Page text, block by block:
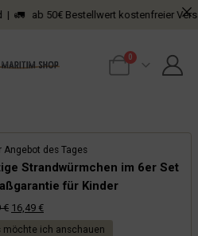
50€ Bestellwert kostenfreier Versand
0
Angebot des Tages
Strandwürmchen im 6er Set
für Kinder
€ Ursprünglicher
Preis
16,49 €Aktueller
Preis
möchte ich anschauen